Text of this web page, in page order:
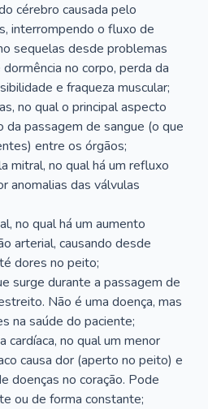
cérebro causada pelo
interrompendo o fluxo de
sequelas desde problemas
no corpo, perda da
e fraqueza muscular;
no qual o principal aspecto
passagem de sangue (o que
entre os órgãos;
mitral, no qual há um refluxo
anomalias das válvulas
no qual há um aumento
arterial, causando desde
dores no peito;
surge durante a passagem de
Não é uma doença, mas
na saúde do paciente;
cardíaca, no qual um menor
causa dor (aperto no peito) e
doenças no coração. Pode
ou de forma constante;